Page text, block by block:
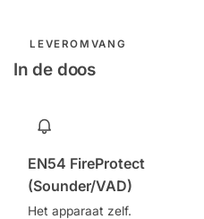
LEVEROMVANG
In de doos
EN54 FireProtect
(Sounder/VAD)
Het apparaat zelf.